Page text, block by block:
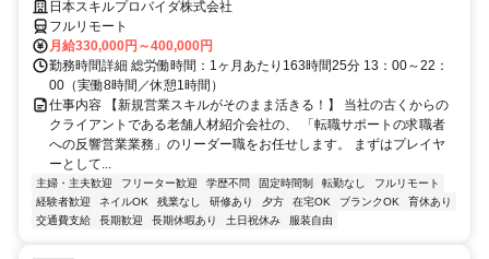
日本スキルプロバイダ株式会社
フルリモート
月給330,000円～400,000円
勤務時間詳細 総労働時間：1ヶ月あたり163時間25分 13：00～22：
00（実働8時間／休憩1時間）
仕事内容 【新規営業スキルがそのまま活きる！】 当社の古くからの
クライアントである老舗人材紹介会社の、 「転職サポートの求職者
への反響営業業務」のリーダー職をお任せします。 まずはプレイヤ
ーとして...
主婦・主夫歓迎 フリーター歓迎 学歴不問 固定時間制 転勤なし
フルリモート
経験者歓迎
ネイルOK 残業なし 研修あり 夕方 在宅OK ブランクOK
育休あり
交通費支給
長期歓迎 長期休暇あり 土日祝休み 服装自由